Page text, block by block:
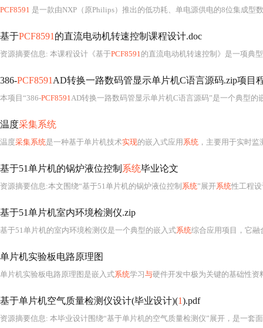
PCF8591 是一款由NXP（原Philips）推出的低功耗、单电源供电的8位集成型
基于PCF8591 的直流电动机转速控制课程设计.doc
资源摘要信息: 本课程设计《基于PCF8591的直流电动机转速控制》是一项典
386-PCF8591 AD转换一路数码管显示单片机C语言源码.zip项目
本项目“386-PCF8591AD转换一路数码管显示单片机C语言源码”是一个典型的
温度采集系统
温度采集系统是一种基于单片机技术实现的嵌入式应用 系统 ，主要用于实时
基于51单片机的锅炉液位控制 系统毕业论文
资源摘要信息:本文围绕“基于51单片机的锅炉液位控制 系统”展开系统性工程设计与理论分
基于51单片机室内环境检测仪.zip
基于51单片机的室内环境检测仪是一个典型的嵌入式系统综合应用项目，它融
单片机实验板电路原理图
单片机实验板电路原理图是嵌入式系统学习与硬件开发中极为关键的基础性资料，尤其针对以STC89C52为核心的经典8051
基于单片机空气质量检测仪设计(毕业设计)(1).pdf
资源摘要信息: 本毕业设计围绕“基于单片机的空气质量检测仪”展开，是一套